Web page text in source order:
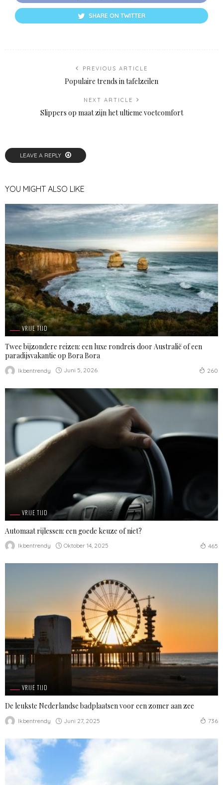
SHARE ON TWITTER
PREVIOUS ARTICLE
Populaire trends in tafelzeilen
NEXT ARTICLE
Slippers op maat zijn het ultieme voetcomfort
LEAVE A REPLY
YOU MIGHT ALSO LIKE
VRIJE TIJD
Twee bijzondere reizen: een luxe rondreis door Australië of een
paradijsvakantie op Bora Bora
Ikbentrendy Juni 5, 2026 260
VRIJE TIJD
Automaat rijlessen: een goede keuze of niet?
Ikbentrendy Oktober 14, 2025 465
VRIJE TIJD
De leukste Nederlandse badplaatsen voor een zomer aan zee
Ikbentrendy Juni 27, 2025 736